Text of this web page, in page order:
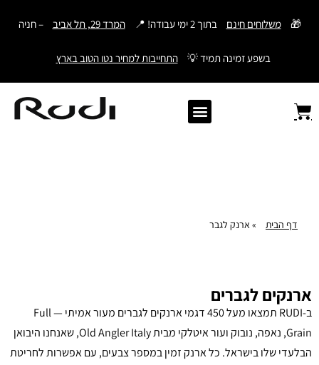
דילוג
🎁 משלוחים חינם בתוך 2 ימי עבודה! 📍 המרד 29, תל אביב – חניה
בשפע זמינה תמיד 💡 התחייבות למחיר נטו הטוב בארץ
דף הבית » ארנק לגבר
ארנקים לגברים
ב-RUDI תמצאו מעל 450 דגמי ארנקים לגברים מעור אמיתי — Full
Grain, נאפה, נובוק ועור איטלקי מבית Old Angler Italy, שאנחנו היבואן
הבלעדי שלו בישראל. כל ארנק זמין במספר צבעים, עם אפשרות לחריטת